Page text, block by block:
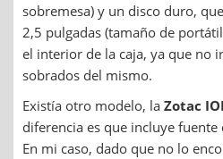
sobremesa) y un disco duro,
2,5 pulgadas (tamaño de
el interior de la caja, ya que no
sobrados del mismo.
Existía otro modelo, la Zotac
diferencia es que incluye
En mi caso, dado que no lo